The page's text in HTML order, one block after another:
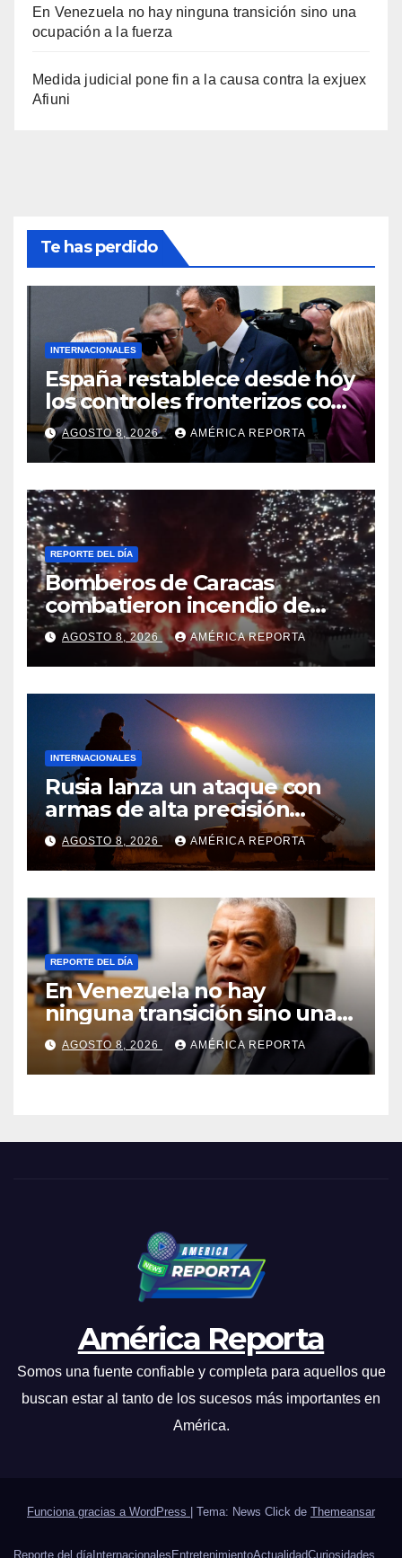
En Venezuela no hay ninguna transición sino una
ocupación a la fuerza
Medida judicial pone fin a la causa contra la exjuex
Afiuni
Te has perdido
INTERNACIONALES
España restablece desde hoy
los controles fronterizos con
Italia tras el rechazo de Roma
a retirar las restricciones
AGOSTO 8, 2026 AMÉRICA REPORTA
REPORTE DEL DÍA
Bomberos de Caracas
combatieron incendio de
gran magnitud en zona
industrial de El Llanito
AGOSTO 8, 2026 AMÉRICA REPORTA
INTERNACIONALES
Rusia lanza un ataque con
armas de alta precisión
contra la industria militar en
Kiev
AGOSTO 8, 2026 AMÉRICA REPORTA
REPORTE DEL DÍA
En Venezuela no hay
ninguna transición sino una
ocupación a la fuerza
AGOSTO 8, 2026 AMÉRICA REPORTA
América Reporta
Somos una fuente confiable y completa para aquellos que
buscan estar al tanto de los sucesos más importantes en
América.
Funciona gracias a WordPress | Tema: News Click de Themeansar
Reporte del día Internacionales EntretenimientoActualidadCuriosidades